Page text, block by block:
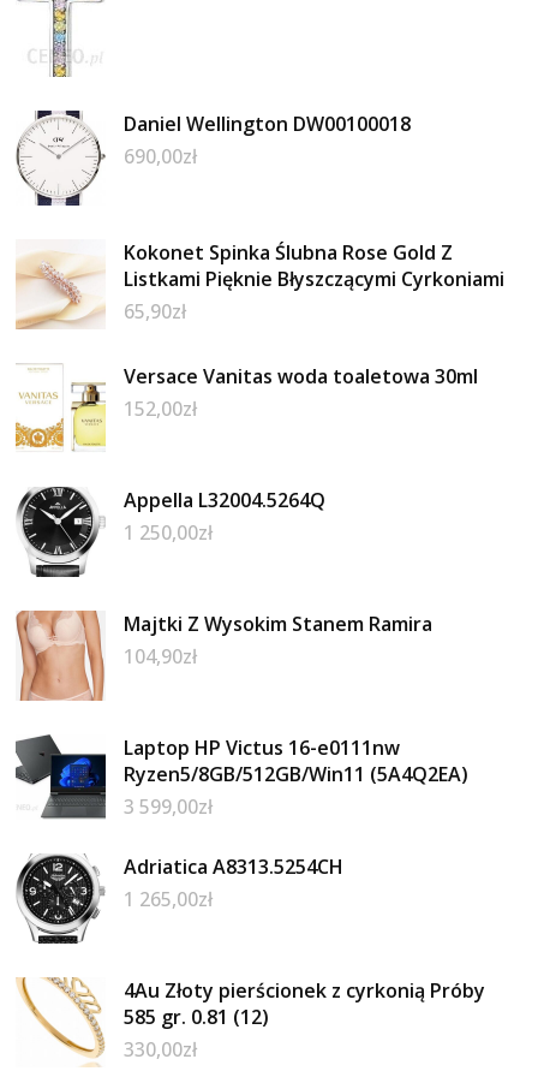
Daniel Wellington DW00100018
690,00zł
Kokonet Spinka Ślubna Rose Gold Z
Listkami Pięknie Błyszczącymi Cyrkoniami
65,90zł
Versace Vanitas woda toaletowa 30ml
152,00zł
Appella L32004.5264Q
1 250,00zł
Majtki Z Wysokim Stanem Ramira
104,90zł
Laptop HP Victus 16-e0111nw
Ryzen5/8GB/512GB/Win11 (5A4Q2EA)
3 599,00zł
Adriatica A8313.5254CH
1 265,00zł
4Au Złoty pierścionek z cyrkonią Próby
585 gr. 0.81 (12)
330,00zł